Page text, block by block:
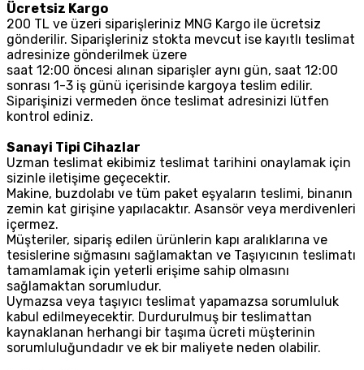
Ücretsiz Kargo
200 TL ve üzeri siparişleriniz MNG Kargo ile ücretsiz
gönderilir. Siparişleriniz stokta mevcut ise kayıtlı teslimat
adresinize gönderilmek üzere
saat 12:00 öncesi alınan siparişler aynı gün, saat 12:00
sonrası 1-3 iş günü içerisinde kargoya teslim edilir.
Siparişinizi vermeden önce teslimat adresinizi lütfen
kontrol ediniz.
Sanayi Tipi Cihazlar
Uzman teslimat ekibimiz teslimat tarihini onaylamak için
sizinle iletişime geçecektir.
Makine, buzdolabı ve tüm paket eşyaların teslimi, binanın
zemin kat girişine yapılacaktır. Asansör veya merdivenleri
içermez.
Müşteriler, sipariş edilen ürünlerin kapı aralıklarına ve
tesislerine sığmasını sağlamaktan ve Taşıyıcının teslimatı
tamamlamak için yeterli erişime sahip olmasını
sağlamaktan sorumludur.
Uymazsa veya taşıyıcı teslimat yapamazsa sorumluluk
kabul edilmeyecektir. Durdurulmuş bir teslimattan
kaynaklanan herhangi bir taşıma ücreti müşterinin
sorumluluğundadır ve ek bir maliyete neden olabilir.